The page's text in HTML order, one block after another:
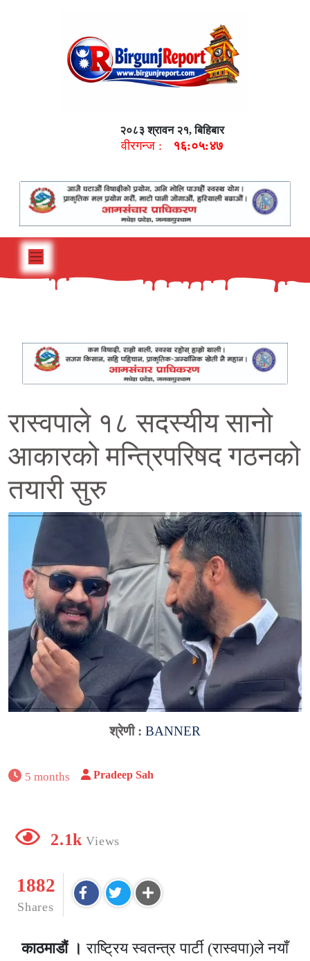
२०८३ श्रावन २१, बिहिबार
वीरगन्ज : १६:०५:४८
रास्वपाले १८ सदस्यीय सानो
आकारको मन्त्रिपरिषद गठनको
तयारी सुरु
श्रेणी : BANNER
5 months Pradeep Sah
2.1k Views
1882
Shares
काठमाडौं । राष्ट्रिय स्वतन्त्र पार्टी (रास्वपा)ले नयाँ